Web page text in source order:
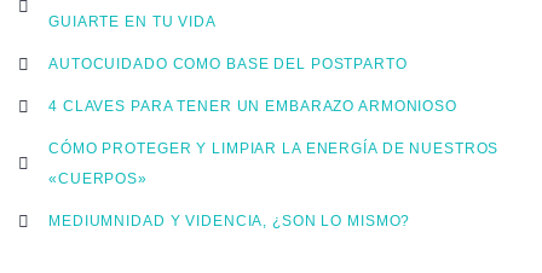
GUIARTE EN TU VIDA
AUTOCUIDADO COMO BASE DEL POSTPARTO
4 CLAVES PARA TENER UN EMBARAZO ARMONIOSO
CÓMO PROTEGER Y LIMPIAR LA ENERGÍA DE NUESTROS
«CUERPOS»
MEDIUMNIDAD Y VIDENCIA, ¿SON LO MISMO?